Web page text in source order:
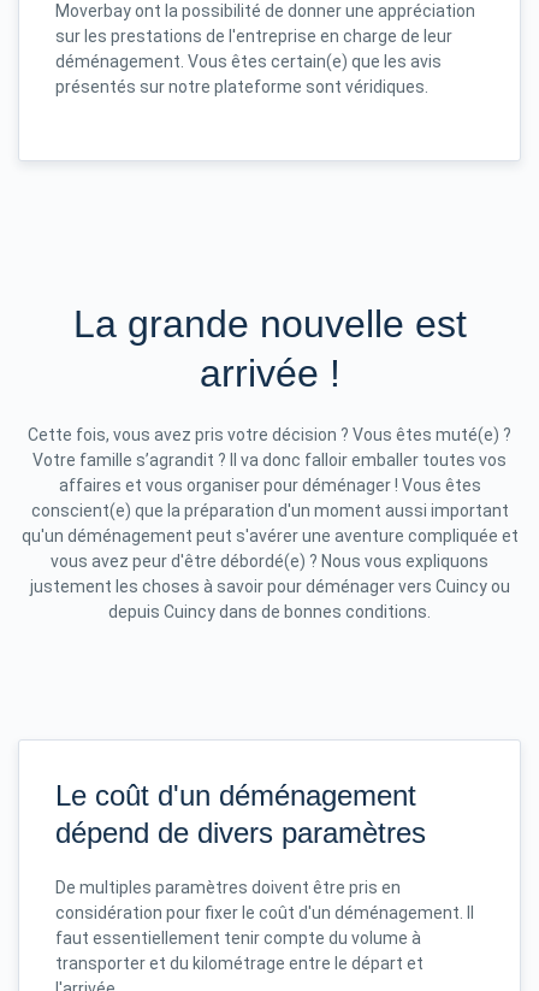
Moverbay ont la possibilité de donner une appréciation
sur les prestations de l'entreprise en charge de leur
déménagement. Vous êtes certain(e) que les avis
présentés sur notre plateforme sont véridiques.
La grande nouvelle est
arrivée !
Cette fois, vous avez pris votre décision ? Vous êtes muté(e) ?
Votre famille s’agrandit ? Il va donc falloir emballer toutes vos
affaires et vous organiser pour déménager ! Vous êtes
conscient(e) que la préparation d'un moment aussi important
qu'un déménagement peut s'avérer une aventure compliquée et
vous avez peur d'être débordé(e) ? Nous vous expliquons
justement les choses à savoir pour déménager vers Cuincy ou
depuis Cuincy dans de bonnes conditions.
Le coût d'un déménagement
dépend de divers paramètres
De multiples paramètres doivent être pris en
considération pour fixer le coût d'un déménagement. Il
faut essentiellement tenir compte du volume à
transporter et du kilométrage entre le départ et